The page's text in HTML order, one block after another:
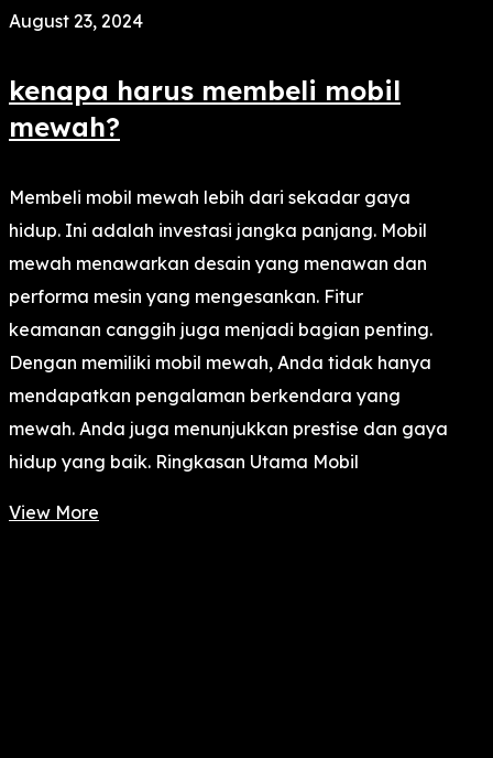
August 23, 2024
kenapa harus membeli mobil
mewah?
Membeli mobil mewah lebih dari sekadar gaya
hidup. Ini adalah investasi jangka panjang. Mobil
mewah menawarkan desain yang menawan dan
performa mesin yang mengesankan. Fitur
keamanan canggih juga menjadi bagian penting.
Dengan memiliki mobil mewah, Anda tidak hanya
mendapatkan pengalaman berkendara yang
mewah. Anda juga menunjukkan prestise dan gaya
hidup yang baik. Ringkasan Utama Mobil
View More